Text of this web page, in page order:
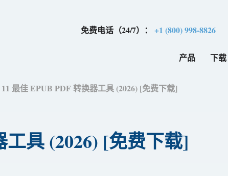
免费电话（24/7）：+1 (800) 998-8826
产品 下载
11 最佳 EPUB PDF 转换器工具 (2026) [免费下​​载]
具 (2026) [免费下​​载]